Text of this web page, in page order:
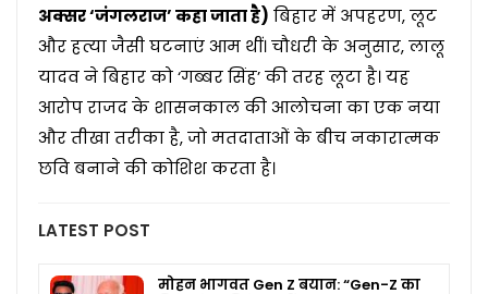
अक्सर ‘जंगलराज’ कहा जाता है) बिहार में अपहरण, लूट
और हत्या जैसी घटनाएं आम थीं। चौधरी के अनुसार, लालू
यादव ने बिहार को ‘गब्बर सिंह’ की तरह लूटा है। यह
आरोप राजद के शासनकाल की आलोचना का एक नया
और तीखा तरीका है, जो मतदाताओं के बीच नकारात्मक
छवि बनाने की कोशिश करता है।
LATEST POST
मोहन भागवत Gen Z बयान: “Gen-Z का